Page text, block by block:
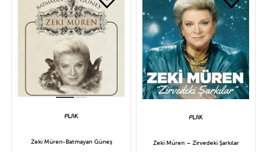
Zeki Müren-Batmayan Güneş Zeki Müren – Zirvedeki Şarkılar